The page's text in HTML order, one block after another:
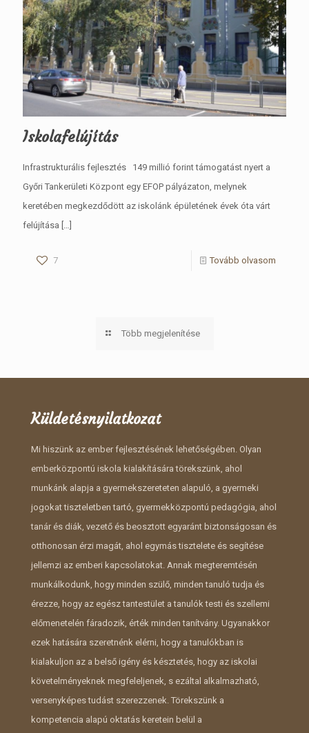
Iskolafelújítás
Infrastrukturális fejlesztés 149 millió forint támogatást nyert a
Győri Tankerületi Központ egy EFOP pályázaton, melynek
keretében megkezdődött az iskolánk épületének évek óta várt
felújítása […]
7 Tovább olvasom
Több megjelenítése
Küldetésnyilatkozat
Mi hiszünk az ember fejlesztésének lehetőségében. Olyan
emberközpontú iskola kialakítására törekszünk, ahol
munkánk alapja a gyermekszereteten alapuló, a gyermeki
jogokat tiszteletben tartó, gyermekközpontú pedagógia, ahol
tanár és diák, vezető és beosztott egyaránt biztonságosan és
otthonosan érzi magát, ahol egymás tisztelete és segítése
jellemzi az emberi kapcsolatokat. Annak megteremtésén
munkálkodunk, hogy minden szülő, minden tanuló tudja és
érezze, hogy az egész tantestület a tanulók testi és szellemi
előmenetelén fáradozik, érték minden tanítvány. Ugyanakkor
ezek hatására szeretnénk elérni, hogy a tanulókban is
kialakuljon az a belső igény és késztetés, hogy az iskolai
követelményeknek megfeleljenek, s ezáltal alkalmazható,
versenyképes tudást szerezzenek. Törekszünk a
kompetencia alapú oktatás keretein belül a